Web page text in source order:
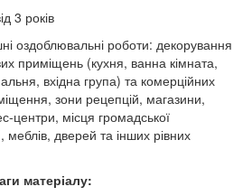
3 років
оздоблювальні роботи: декорування
приміщень (кухня, ванна кімната,
вхідна група) та комерційних
зони рецепцій, магазини,
центри, місця громадської
меблів, дверей та інших рівних
матеріалу: